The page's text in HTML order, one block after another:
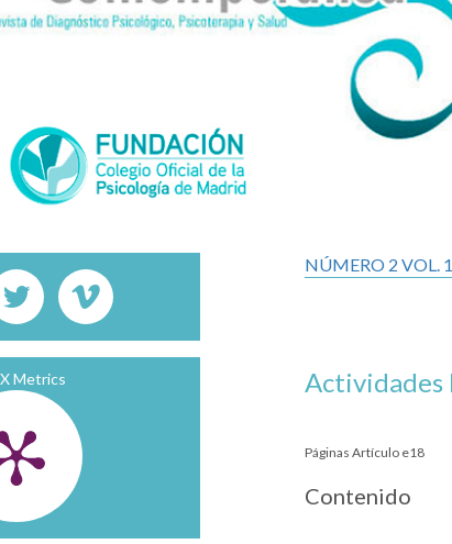
NÚMERO 2 VOL.
Actividades
Páginas Artículo e18
Contenido
Metrics